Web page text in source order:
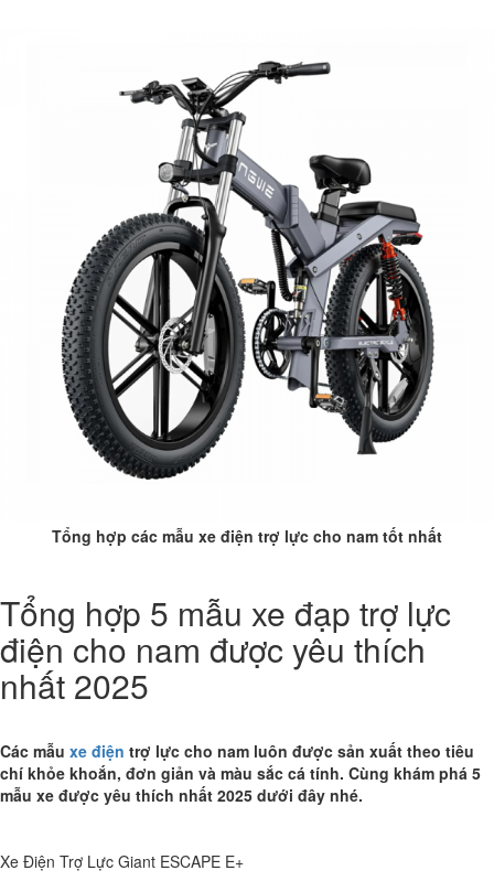
Tổng hợp các mẫu xe điện trợ lực cho nam tốt nhất
Tổng hợp 5 mẫu xe đạp trợ lực
điện cho nam được yêu thích
nhất 2025
Các mẫu xe điện trợ lực cho nam luôn được sản xuất theo tiêu
chí khỏe khoắn, đơn giản và màu sắc cá tính. Cùng khám phá 5
mẫu xe được yêu thích nhất 2025 dưới đây nhé.
Xe Điện Trợ Lực Giant ESCAPE E+